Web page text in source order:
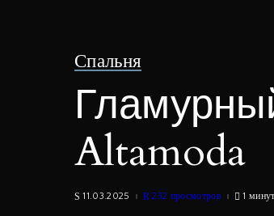
Спальня
Altamoda
11.03.2025 232 просмотров 1